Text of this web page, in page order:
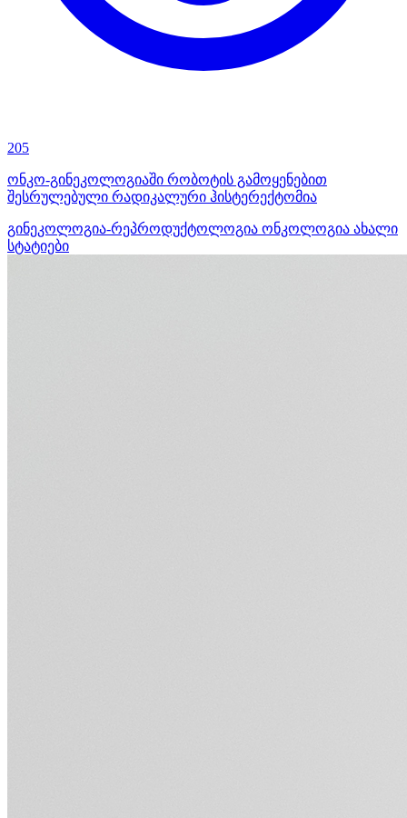
205
ონკო-გინეკოლოგიაში რობოტის გამოყენებით
შესრულებული რადიკალური ჰისტერექტომია
გინეკოლოგია-რეპროდუქტოლოგია ონკოლოგია ახალი
სტატიები